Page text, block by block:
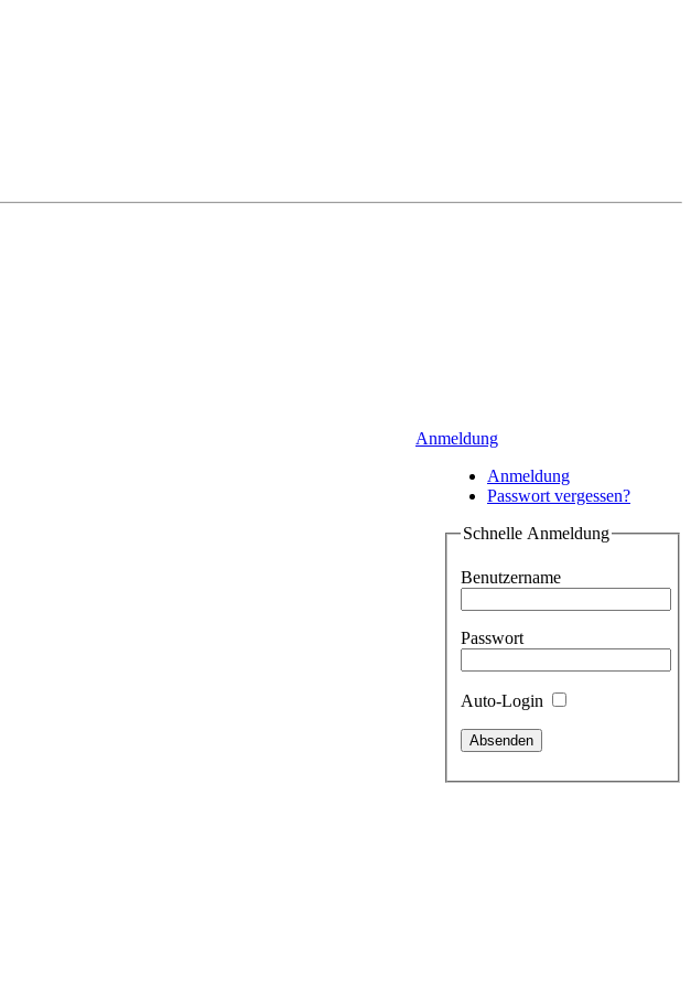
Anmeldung
Anmeldung
Passwort vergessen?
Schnelle Anmeldung
Benutzername
Passwort
Auto-Login